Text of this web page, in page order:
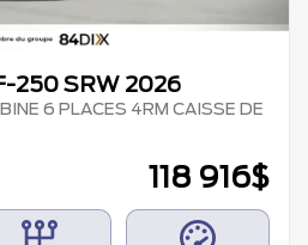
250 SRW 2026
6 PLACES 4RM CAISSE DE
118 916$